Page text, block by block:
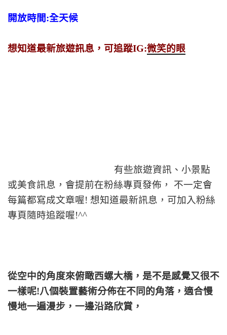
開放時間:全天候
想知道最新旅遊訊息，可追蹤IG:微笑的眼
有些旅遊資訊、小景點
或美食訊息，會提前在粉絲專頁發佈， 不一定會
每篇都寫成文章喔! 想知道最新訊息，可加入粉絲
專頁隨時追蹤喔!^^
從空中的角度來俯瞰西螺大橋，是不是感覺又很不
一樣呢!八個裝置藝術分佈在不同的角落，適合慢
慢地一遍漫步，一邊沿路欣賞，